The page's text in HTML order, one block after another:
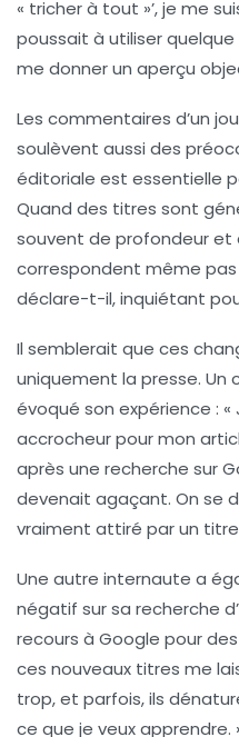
« tricher à tout »’, je me
poussait à utiliser
me donner un aperçu
Les commentaires d’un
soulèvent aussi des
éditoriale est essentielle
Quand des titres sont
souvent de profondeur et
correspondent même pas
déclare-t-il, inquiétant
Il semblerait que ces
uniquement la presse.
évoqué son expérience : «
accrocheur pour mon
après une recherche sur
devenait agaçant. On se
vraiment attiré par un titre
Une autre internaute a
négatif sur sa recherche
recours à Google pour
ces nouveaux titres me
trop, et parfois, ils
ce que je veux apprendre.